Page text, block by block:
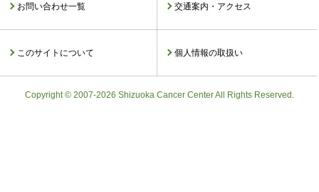
お問い合わせ一覧 交通案内・アクセス
このサイトについて 個人情報の取扱い
Copyright © 2007-2026 Shizuoka Cancer Center All Rights Reserved.